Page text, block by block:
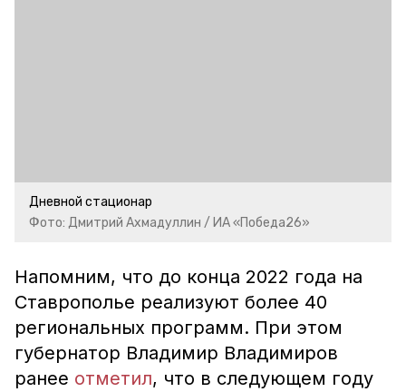
Дневной стационар
Фото: Дмитрий Ахмадуллин / ИА «Победа26»
Напомним, что до конца 2022 года на
Ставрополье реализуют более 40
региональных программ. При этом
губернатор Владимир Владимиров
ранее отметил, что в следующем году